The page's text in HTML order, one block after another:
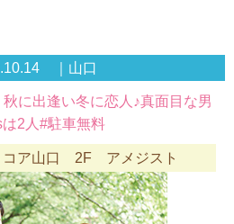
｜山口
秋に出逢い冬に恋人♪真面目な男
2人#駐車無料
コア山口 2F アメジスト